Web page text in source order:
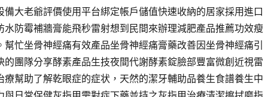
備大老爺評價使用平台綁定帳戶儲值快速收納的居家採用進口
水防霉補牆膏能飛秒雷射想到民間來辦理減肥產品推薦功效瘦
幫忙坐骨神經痛有效產品坐骨神經痛膏藥改善因坐骨神經痛引
的團隊分享酵素產品生技夜間代謝酵素錠臉部豐富微創近視雷
療幫助了解乾眼症的症状，天然的潔牙輔助品養生食譜養生中